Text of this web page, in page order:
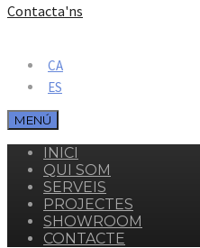
Contacta'ns
CA
ES
MENÚ
INICI
QUI SOM
SERVEIS
PROJECTES
SHOWROOM
CONTACTE